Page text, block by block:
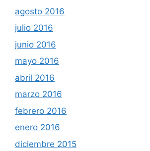
agosto 2016
julio 2016
junio 2016
mayo 2016
abril 2016
marzo 2016
febrero 2016
enero 2016
diciembre 2015